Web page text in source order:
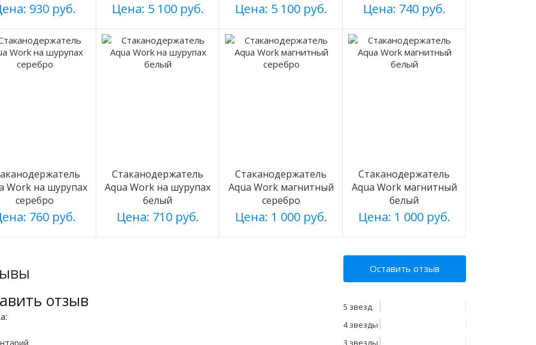
930 руб. Цена: 5 100 руб. Цена: 5 100 руб. Цена: 740 руб.
Work на шурупах
серебро
760 руб.
Стаканодержатель
Aqua Work на шурупах
белый
Цена: 710 руб.
Стаканодержатель
Aqua Work магнитный
серебро
Цена: 1 000 руб.
Стаканодержатель
Aqua Work магнитный
белый
Цена: 1 000 руб.
отзыв
Оставить отзыв
5 звезд
4 звезды
3 звезды